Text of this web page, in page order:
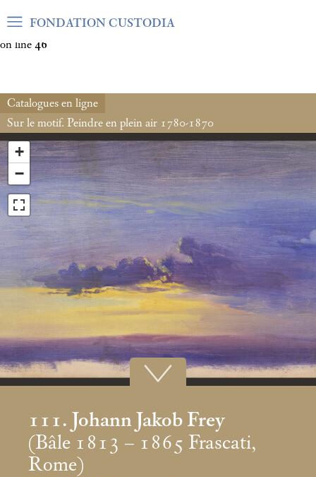
Warning: Undefined array key "var_mode" in
on line 46
FONDATION CUSTODIA
Catalogues en ligne
Sur le motif. Peindre en plein air 1780-1870
+
−
111. Johann Jakob Frey
(Bâle 1813 – 1865 Frascati,
Rome)